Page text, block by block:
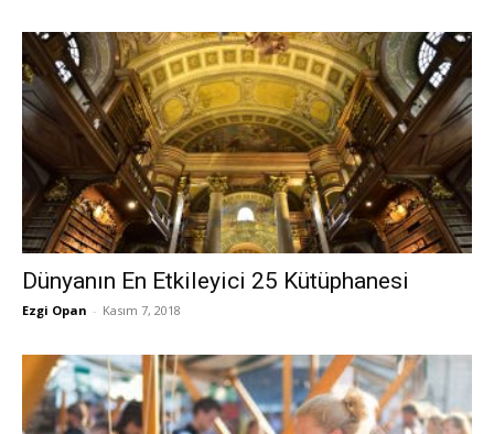
Dünyanın En Etkileyici 25 Kütüphanesi
Ezgi Opan - Kasım 7, 2018